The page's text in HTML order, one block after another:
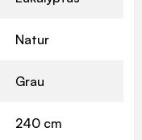
Natur
Grau
240 cm